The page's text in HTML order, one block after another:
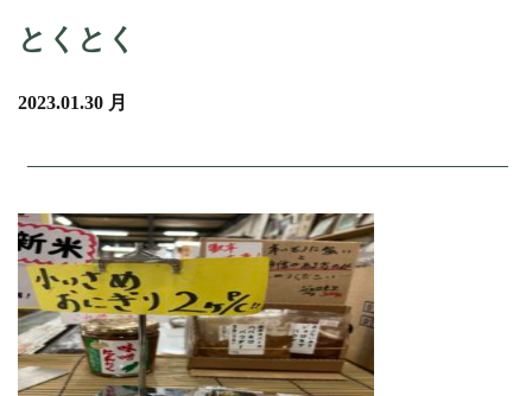
とくとく
2023.01.30 月